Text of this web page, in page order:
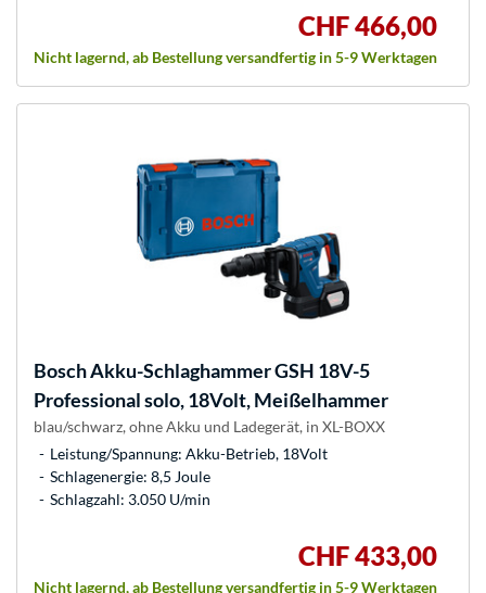
CHF 466,00
Nicht lagernd, ab Bestellung versandfertig in 5-9 Werktagen
BoschAkku-Schlaghammer GSH 18V-5
Professional solo, 18Volt, Meißelhammer
blau/schwarz, ohne Akku und Ladegerät, in XL-BOXX
Leistung/Spannung: Akku-Betrieb, 18Volt
Schlagenergie: 8,5 Joule
Schlagzahl: 3.050 U/min
CHF 433,00
Nicht lagernd, ab Bestellung versandfertig in 5-9 Werktagen